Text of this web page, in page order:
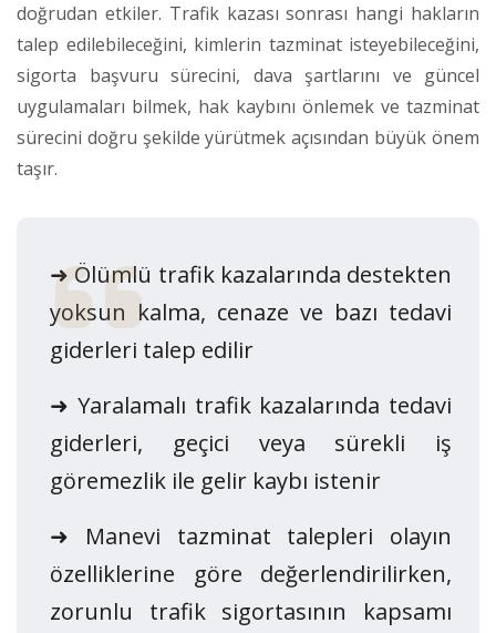
doğrudan etkiler. Trafik kazası sonrası hangi hakların
talep edilebileceğini, kimlerin tazminat isteyebileceğini,
sigorta başvuru sürecini, dava şartlarını ve güncel
uygulamaları bilmek, hak kaybını önlemek ve tazminat
sürecini doğru şekilde yürütmek açısından büyük önem
taşır.
➜ Ölümlü trafik kazalarında destekten
yoksun kalma, cenaze ve bazı tedavi
giderleri talep edilir
➜ Yaralamalı trafik kazalarında tedavi
giderleri, geçici veya sürekli iş
göremezlik ile gelir kaybı istenir
➜ Manevi tazminat talepleri olayın
özelliklerine göre değerlendirilirken,
zorunlu trafik sigortasının kapsamı